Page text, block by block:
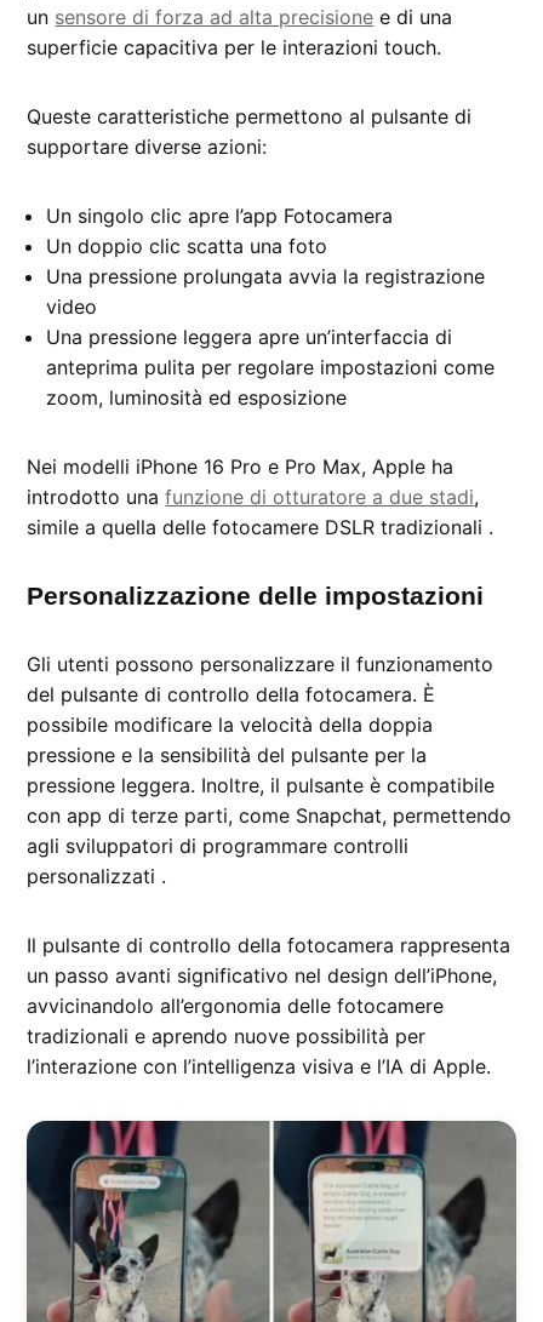
un sensore di forza ad alta precisione e di una
superficie capacitiva per le interazioni touch.
Queste caratteristiche permettono al pulsante di
supportare diverse azioni:
Un singolo clic apre l’app Fotocamera
Un doppio clic scatta una foto
Una pressione prolungata avvia la registrazione
video
Una pressione leggera apre un’interfaccia di
anteprima pulita per regolare impostazioni come
zoom, luminosità ed esposizione
Nei modelli iPhone 16 Pro e Pro Max, Apple ha
introdotto unafunzione di otturatore a due stadi,
simile a quella delle fotocamere DSLR tradizionali .
Personalizzazione delle impostazioni
Gli utenti possono personalizzare il funzionamento
del pulsante di controllo della fotocamera. È
possibile modificare la velocità della doppia
pressione e la sensibilità del pulsante per la
pressione leggera. Inoltre, il pulsante è compatibile
con app di terze parti, come Snapchat, permettendo
agli sviluppatori di programmare controlli
personalizzati .
Il pulsante di controllo della fotocamera rappresenta
un passo avanti significativo nel design dell’iPhone,
avvicinandolo all’ergonomia delle fotocamere
tradizionali e aprendo nuove possibilità per
l’interazione con l’intelligenza visiva e l’IA di Apple.